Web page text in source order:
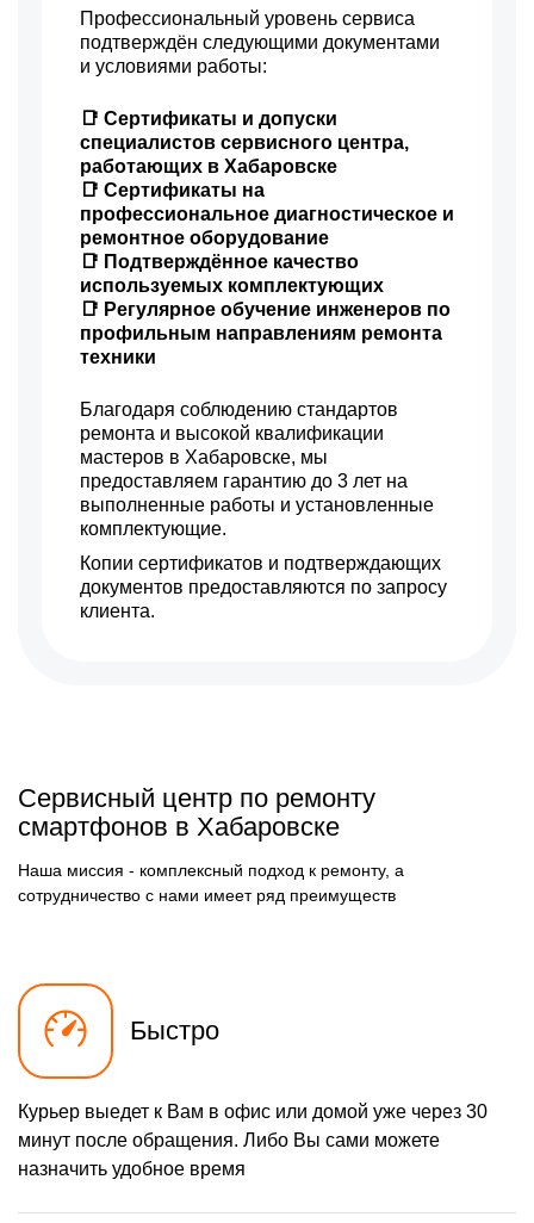
Профессиональный уровень сервиса
подтверждён следующими документами
и условиями работы:
📑 Сертификаты и допуски
специалистов сервисного центра,
работающих в Хабаровске
📑 Сертификаты на
профессиональное диагностическое и
ремонтное оборудование
📑 Подтверждённое качество
используемых комплектующих
📑 Регулярное обучение инженеров по
профильным направлениям ремонта
техники
Благодаря соблюдению стандартов
ремонта и высокой квалификации
мастеров в Хабаровске, мы
предоставляем гарантию до 3 лет на
выполненные работы и установленные
комплектующие.
Копии сертификатов и подтверждающих
документов предоставляются по запросу
клиента.
Сервисный центр по ремонту
смартфонов в Хабаровске
Наша миссия - комплексный подход к ремонту, а
сотрудничество с нами имеет ряд преимуществ
Быстро
Курьер выедет к Вам в офис или домой уже через 30
минут после обращения. Либо Вы сами можете
назначить удобное время